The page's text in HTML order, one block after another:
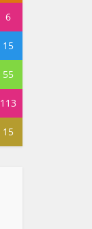
6
15
55
113
15